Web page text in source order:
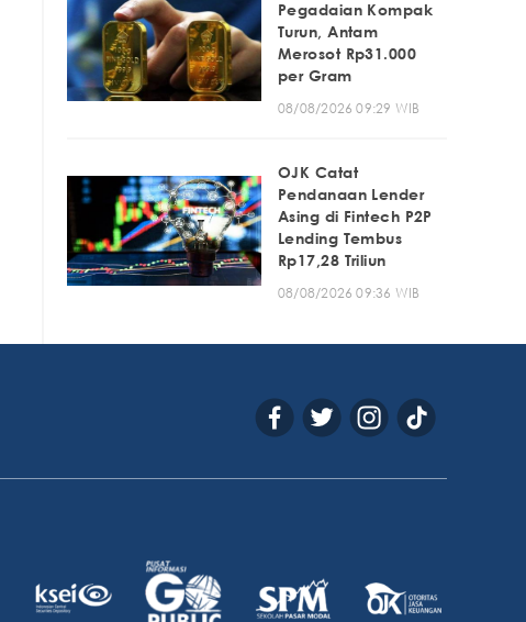
Pegadaian Kompak
Turun, Antam
Merosot Rp31.000
per Gram
08/08/2026 09:29 WIB
OJK Catat
Pendanaan Lender
Asing di Fintech P2P
Lending Tembus
Rp17,28 Triliun
08/08/2026 09:36 WIB